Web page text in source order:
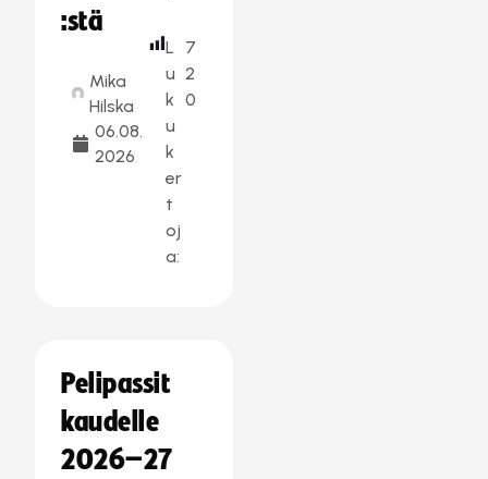
:stä
Mika
Hilska
06.08.
2026
L
u
k
u
k
er
t
oj
a:
7
2
0
Pelipassit
kaudelle
2026–27